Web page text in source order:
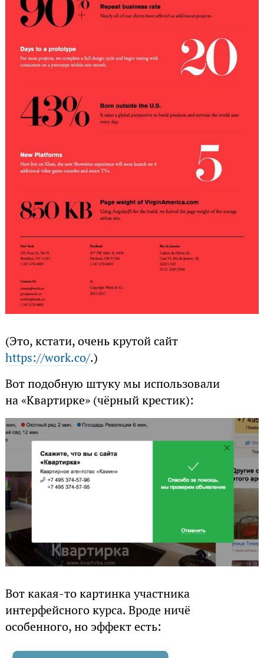
(Это, кстати, очень крутой сайт
https://work.co/.)
Вот подобную штуку мы использовали
на «Квартирке» (чёрный крестик):
Вот какая-то картинка участника
интерфейсного курса. Вроде ничё
особенного, но эффект есть: